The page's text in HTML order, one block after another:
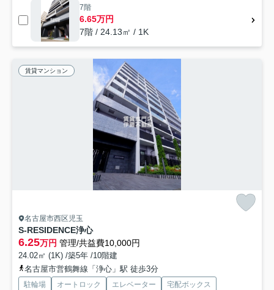
7階
6.65万円
7階 / 24.13㎡ / 1K
賃貸マンション
名古屋市西区児玉
S-RESIDENCE浄心
6.25万円 管理/共益費10,000円
24.02㎡ (1K) /築5年 /10階建
名古屋市営鶴舞線「浄心」駅 徒歩3分
駐輪場 オートロック エレベーター
宅配ボックス